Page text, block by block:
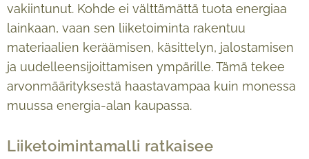
vakiintunut. Kohde ei välttämättä tuota energiaa
lainkaan, vaan sen liiketoiminta rakentuu
materiaalien keräämisen, käsittelyn, jalostamisen
ja uudelleensijoittamisen ympärille. Tämä tekee
arvonmäärityksestä haastavampaa kuin monessa
muussa energia-alan kaupassa.
Liiketoimintamalli ratkaisee